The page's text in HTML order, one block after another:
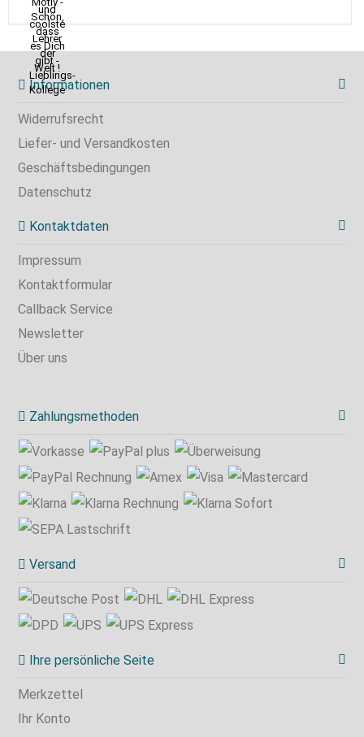
Informationen
Widerrufsrecht
Liefer- und Versandkosten
Geschäftsbedingungen
Datenschutz
Kontaktdaten
Impressum
Kontaktformular
Callback Service
Newsletter
Über uns
Zahlungsmethoden
Versand
Ihre persönliche Seite
Merkzettel
Ihr Konto